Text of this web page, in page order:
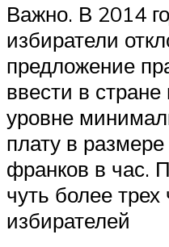
Важно. В 2014
избиратели
предложение
ввести в
уровне
плату в
франков в час.
чуть более трех
избирателей